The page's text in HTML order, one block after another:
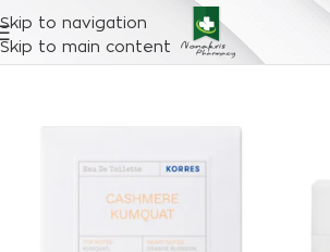
Skip to navigation
Skip to main content